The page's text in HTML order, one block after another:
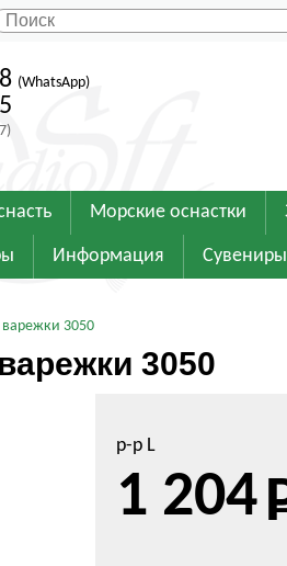
(WhatsApp)
Морские оснастки
Информация Сувениры
3050
3050
р-р L
1 204